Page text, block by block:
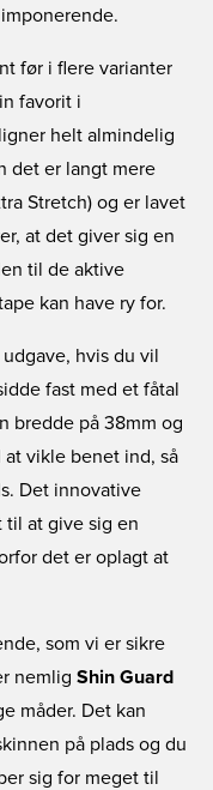
før i flere varianter
favorit i
helt almindelig
det er langt mere
Stretch) og er lavet
at det giver sig en
til de aktive
kan have ry for.
hvis du vil
fast med et fåtal
bredde på 38mm og
vikle benet ind, så
Det innovative
til at give sig en
det er oplagt at
som vi er sikre
nemlig Shin Guard
måder. Det kan
på plads og du
sig for meget til